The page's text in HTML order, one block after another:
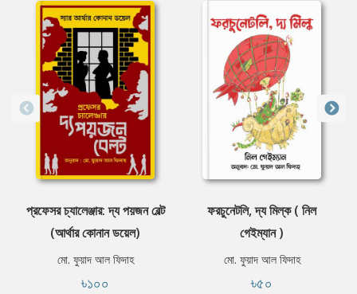
প্রফেসর চ্যালেঞ্জার: দ্য পয়জন বেল্ট
(আর্থার কোনান ডয়েল)
মো. ফুয়াদ আল ফিদাহ
৳১০০
ফরচুনেটলি, দ্য মিল্ক ( নিল
গেইম্যান )
মো. ফুয়াদ আল ফিদাহ
৳৫০